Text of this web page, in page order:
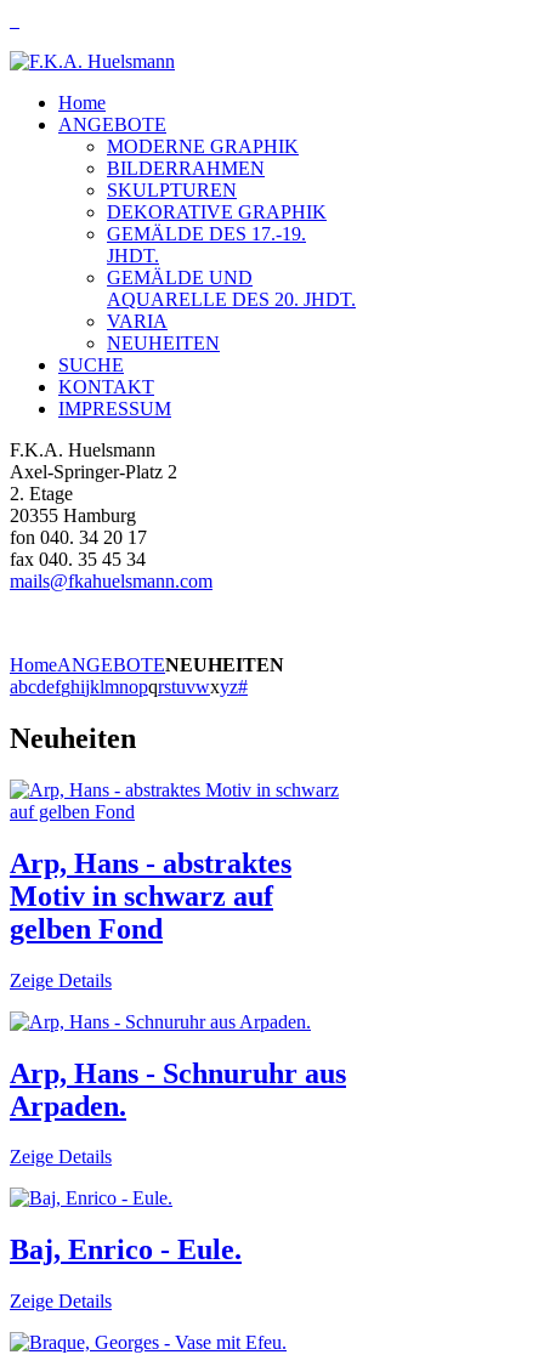
Home
ANGEBOTE
MODERNE GRAPHIK
BILDERRAHMEN
SKULPTUREN
DEKORATIVE GRAPHIK
GEMÄLDE DES 17.-19.
JHDT.
GEMÄLDE UND
AQUARELLE DES 20. JHDT.
VARIA
NEUHEITEN
SUCHE
KONTAKT
IMPRESSUM
F.K.A. Huelsmann
Axel-Springer-Platz 2
2. Etage
20355 Hamburg
fon 040. 34 20 17
fax 040. 35 45 34
mails@fkahuelsmann.com
HomeANGEBOTENEUHEITEN
abcdefghijklmnopqrstuvwxyz#
Neuheiten
Arp, Hans - abstraktes
Motiv in schwarz auf
gelben Fond
Zeige Details
Arp, Hans - Schnuruhr aus
Arpaden.
Zeige Details
Baj, Enrico - Eule.
Zeige Details